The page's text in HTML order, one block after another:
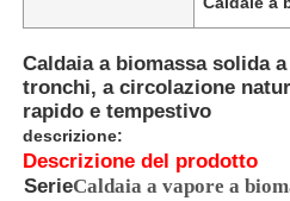
Caldaia a biomassa solida
tronchi, a circolazione
rapido e tempestivo
descrizione:
Descrizione del prodotto
SerieCaldaia a vapore a